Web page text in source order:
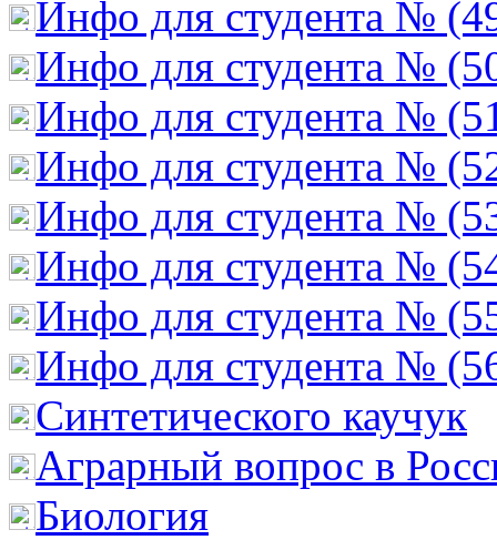
Инфо для студента №
Инфо для студента №
Инфо для студента №
Инфо для студента №
Инфо для студента №
Инфо для студента №
Инфо для студента №
Инфо для студента №
Cинтетического каучук
Аграрный вопрос в
Биология